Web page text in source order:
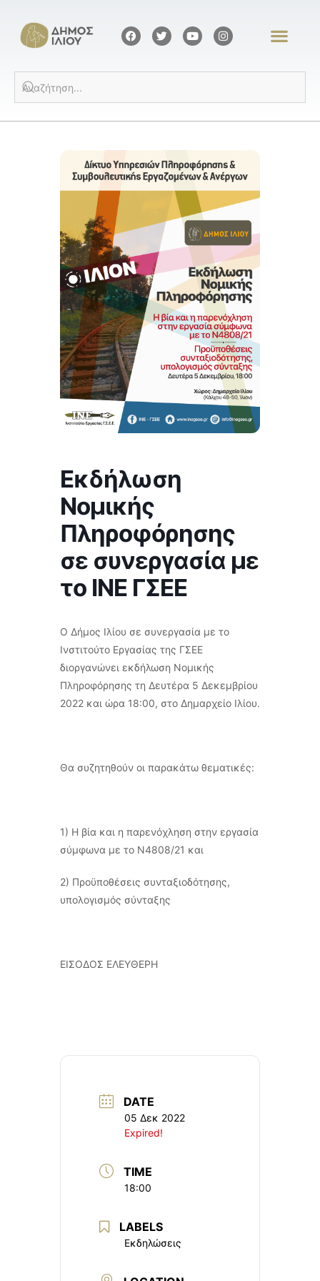
Εκδήλωση
Νομικής
Πληροφόρησης
σε συνεργασία με
το ΙΝΕ ΓΣΕΕ
Ο Δήμος Ιλίου σε συνεργασία με το
Ινστιτούτο Εργασίας της ΓΣΕΕ
διοργανώνει εκδήλωση Νομικής
Πληροφόρησης τη Δευτέρα 5 Δεκεμβρίου
2022 και ώρα 18:00, στο Δημαρχείο Ιλίου.
Θα συζητηθούν οι παρακάτω θεματικές:
1) Η βία και η παρενόχληση στην εργασία
σύμφωνα με το Ν4808/21 και
2) Προϋποθέσεις συνταξιοδότησης,
υπολογισμός σύνταξης
ΕΙΣΟΔΟΣ ΕΛΕΥΘΕΡΗ
DATE
05 Δεκ 2022
Expired!
TIME
18:00
LABELS
Εκδηλώσεις